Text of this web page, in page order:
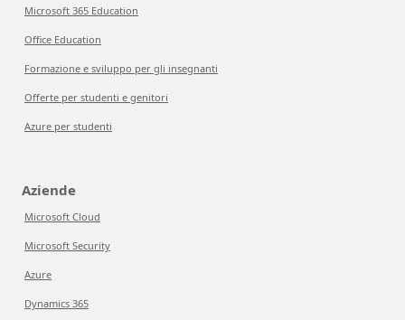
Microsoft 365 Education
Office Education
Formazione e sviluppo per gli insegnanti
Offerte per studenti e genitori
Azure per studenti
Aziende
Microsoft Cloud
Microsoft Security
Azure
Dynamics 365